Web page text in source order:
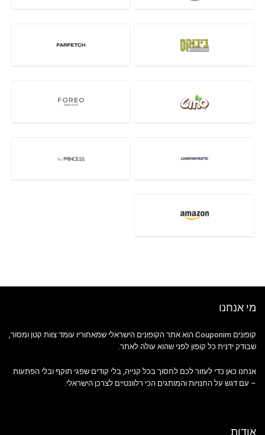
מי אנחנו
קופונים Couponim הוא אתר הקופונים הישראלי שמאחוריו עומד צוות קטן ומסור,
שבודק ידנית כל קופון לפני שהוא עולה לאתר.
אנחנו כאן כדי לעזור לכם לחסוך בכל קנייה, בלי קודים שפגי תוקף ובלי הפתעות
– עם דגש על החנויות והמותגים הכי רלוונטיים לצרכן הישראלי.
אודות